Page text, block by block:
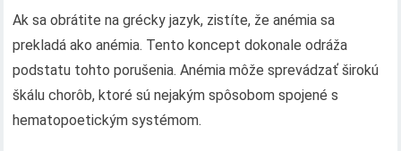
Ak sa obrátite na grécky jazyk, zistíte, že anémia sa
prekladá ako anémia. Tento koncept dokonale odráža
podstatu tohto porušenia. Anémia môže sprevádzať širokú
škálu chorôb, ktoré sú nejakým spôsobom spojené s
hematopoetickým systémom.